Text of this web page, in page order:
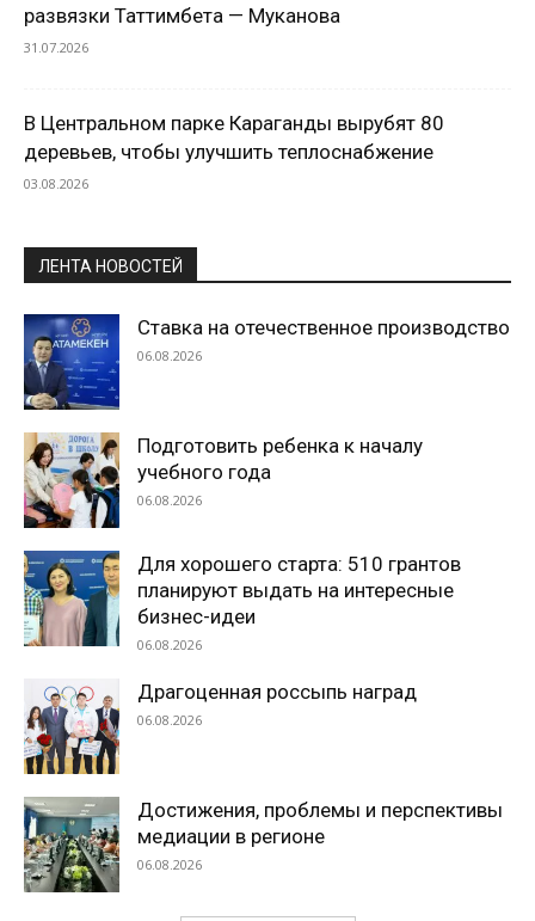
развязки Таттимбета — Муканова
31.07.2026
В Центральном парке Караганды вырубят 80
деревьев, чтобы улучшить теплоснабжение
03.08.2026
ЛЕНТА НОВОСТЕЙ
Ставка на отечественное производство
06.08.2026
Подготовить ребенка к началу
учебного года
06.08.2026
Для хорошего старта: 510 грантов
планируют выдать на интересные
бизнес-идеи
06.08.2026
Драгоценная россыпь наград
06.08.2026
Достижения, проблемы и перспективы
медиации в регионе
06.08.2026